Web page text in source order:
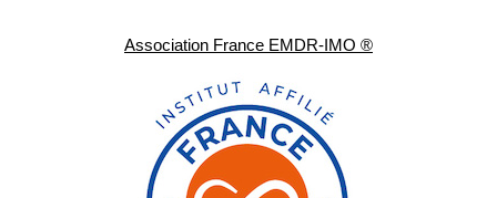
Association France EMDR-IMO ®